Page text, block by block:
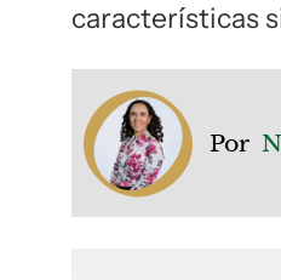
características
Por